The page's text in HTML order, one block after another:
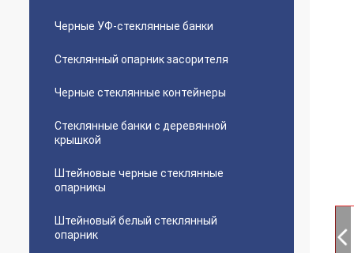
Черные УФ-стеклянные банки
Стеклянный опарник засорителя
Черные стеклянные контейнеры
Стеклянные банки с деревянной
крышкой
Штейновые черные стеклянные
опарникы
Штейновый белый стеклянный
опарник